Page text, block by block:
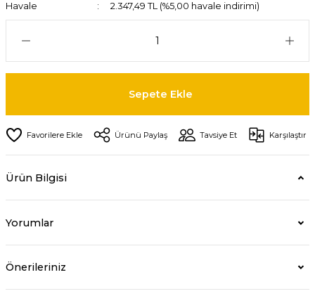
Havale
2.347,49 TL (%5,00 havale indirimi)
Sepete Ekle
Ürünü Paylaş Tavsiye Et Karşılaştır
Ürün Bilgisi
Yorumlar
Önerileriniz